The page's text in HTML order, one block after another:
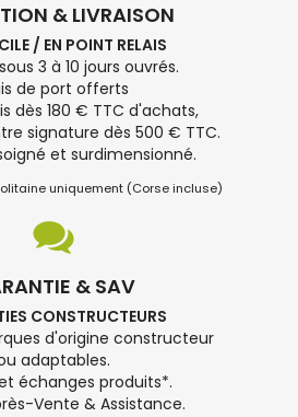
& LIVRAISON
/ EN POINT RELAIS
3 à 10 jours ouvrés.
de port offerts
dès 180 € TTC d'achats,
signature dès 500 € TTC.
et surdimensionné.
uniquement (Corse incluse)
& SAV
CONSTRUCTEURS
d'origine constructeur
adaptables.
échanges produits*.
Vente & Assistance.